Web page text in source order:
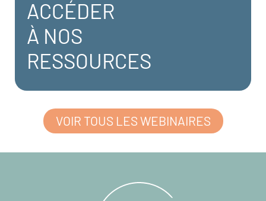
ACCÉDER
À NOS
RESSOURCES
VOIR TOUS LES WEBINAIRES